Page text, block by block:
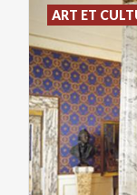
ART ET